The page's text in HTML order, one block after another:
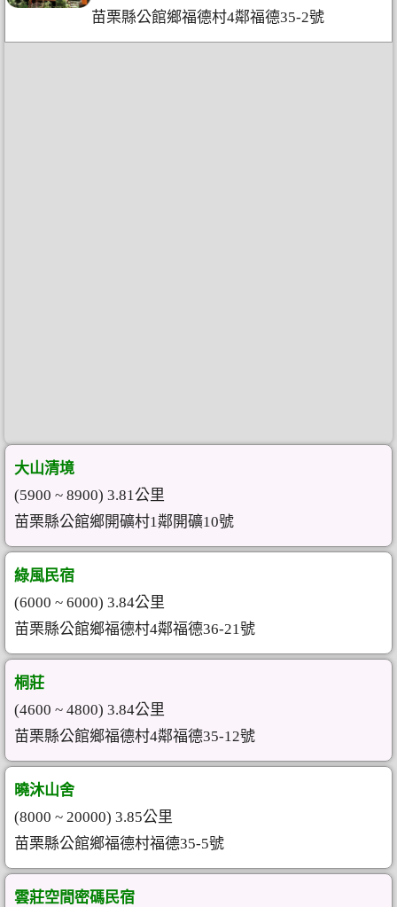
苗栗縣公館鄉福德村4鄰福德35-2號
大山清境
(5900 ~ 8900) 3.81公里
苗栗縣公館鄉開礦村1鄰開礦10號
綠風民宿
(6000 ~ 6000) 3.84公里
苗栗縣公館鄉福德村4鄰福德36-21號
桐莊
(4600 ~ 4800) 3.84公里
苗栗縣公館鄉福德村4鄰福德35-12號
曉沐山舍
(8000 ~ 20000) 3.85公里
苗栗縣公館鄉福德村福德35-5號
雲莊空間密碼民宿